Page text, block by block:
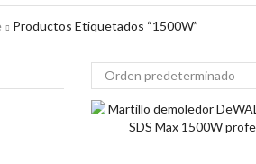
Productos Etiquetados “1500W”